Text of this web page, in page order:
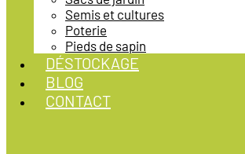
Semis et cultures
Poterie
Pieds de sapin
DÉSTOCKAGE
BLOG
CONTACT